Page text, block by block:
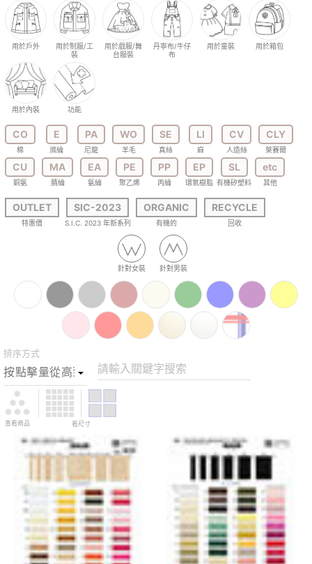
用於戶外
用於制服/工
裝
用於戲服/舞
台服裝
丹寧布/牛仔
布
用於童裝 用於箱包
用於內裝 功能
CO
棉
E
滌綸
PA
尼龍
WO
羊毛
SE
真絲
LI
麻
CV
人造絲
CLY
萊賽爾
CU
銅氨
MA
腈綸
EA
氨綸
PE
聚乙烯
PP
丙綸
EP
環氧樹脂
SL
有機矽塑料
etc
其他
OUTLET
特惠價
SIC-2023
S.I.C. 2023 年新系列
ORGANIC
有機的
RECYCLE
回收
針對女裝 針對男裝
排序方式
請輸入關鍵字搜索
查看商品 看尺寸